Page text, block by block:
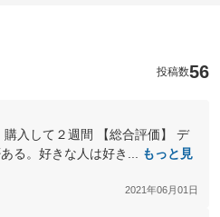
投稿数56
購入して２週間 【総合評価】 デ
る。好きな人は好き...
もっと見
2021年06月01日